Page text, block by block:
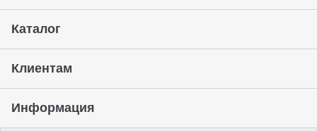
Каталог
Клиентам
Информация